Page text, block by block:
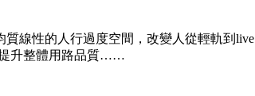
質線性的人行過度空間，改變人從輕軌到live
提升整體用路品質……